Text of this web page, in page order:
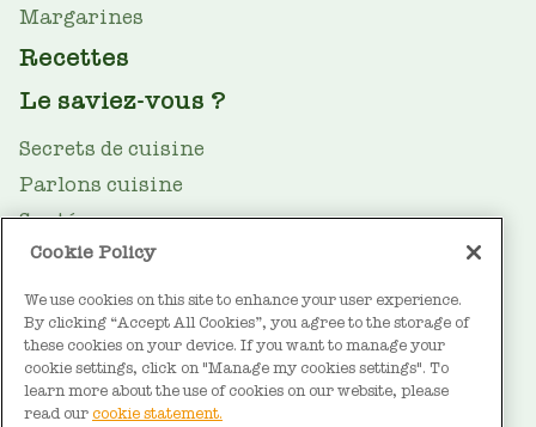
Margarines
Recettes
Le saviez-vous ?
Secrets de cuisine
Parlons cuisine
Santé
Le guide des huiles
Durabilité
FOOTER
À propos de Vandemoortele
Contact
Cookie Policy
We use cookies on this site to enhance your user experience.
By clicking “Accept All Cookies”, you agree to the storage of
these cookies on your device. If you want to manage your
cookie settings, click on "Manage my cookies settings". To
learn more about the use of cookies on our website, please
read our cookie statement.